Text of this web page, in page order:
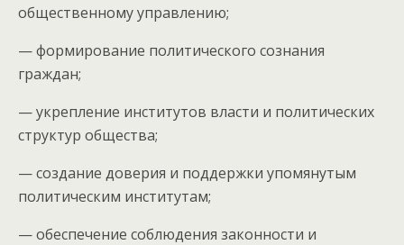
общественному управлению;
— формирование политического сознания
граждан;
— укрепление институтов власти и политических
структур общества;
— создание доверия и поддержки упомянутым
политическим институтам;
— обеспечение соблюдения законности и